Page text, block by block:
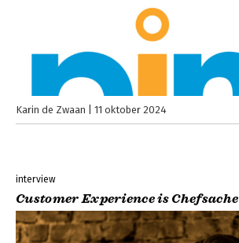
Karin de Zwaan 11 oktober 2024
interview
Customer Experience is Chefsache